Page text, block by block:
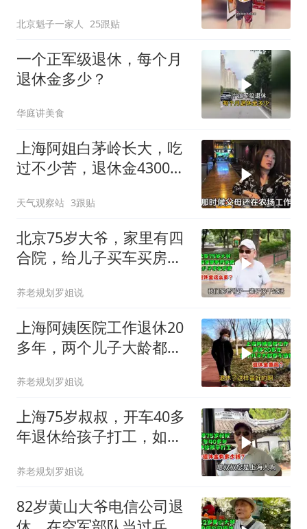
北京魁子一家人 25跟贴
一个正军级退休，每个月
退休金多少？
华庭讲美食
上海阿姐白茅岭长大，吃
过不少苦，退休金4300
天气观察站 3跟贴
北京75岁大爷，家里有四
合院，给儿子买车买房，
养老规划罗姐说
上海阿姨医院工作退休20
多年，两个儿子大龄都不
养老规划罗姐说
上海75岁叔叔，开车40多
年退休给孩子打工，如今
养老规划罗姐说
82岁黄山大爷电信公司退